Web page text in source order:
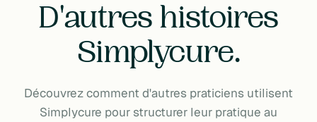
D'autres histoires
Simplycure.
Découvrez comment d'autres praticiens utilisent
Simplycure pour structurer leur pratique au